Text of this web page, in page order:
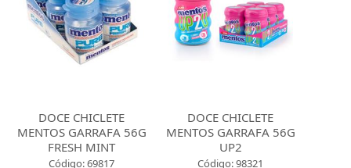
DOCE CHICLETE
MENTOS GARRAFA 56G
FRESH MINT
Código: 69817
DOCE CHICLETE
MENTOS GARRAFA 56G
UP2
Código: 98321